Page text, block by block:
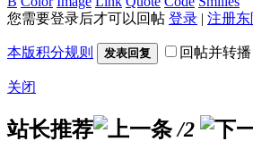
您需要登录后才可以回帖 登录 | 注册
本版积分规则 发表回复 回帖并转播
关闭
站长推荐 /2